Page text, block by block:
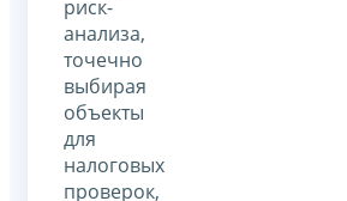
риск-
анализа,
точечно
выбирая
объекты
для
налоговых
проверок,